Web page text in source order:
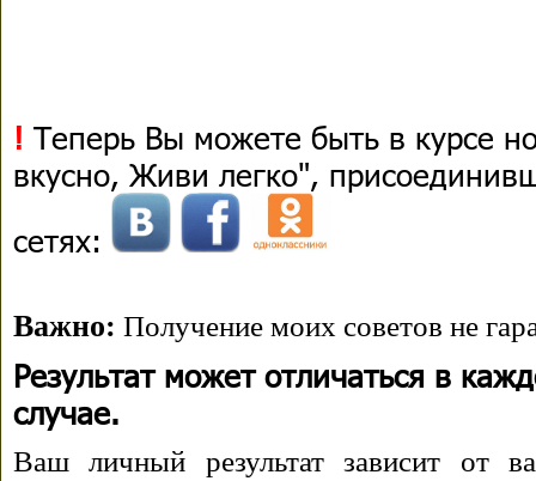
! Теперь Вы можете быть в курсе
вкусно, Живи легко",
сетях:
Важно: Получение моих советов не
Результат может отличаться в
случае.
Ваш личный результат зависит от